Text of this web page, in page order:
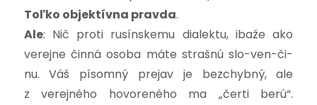
Toľko objektívna pravda.
Ale: Nič proti rusínskemu dialektu, ibaže ako
verejne činná osoba máte strašnú slo-ven-či-
nu. Váš písomný prejav je bezchybný, ale
z verejného hovoreného ma „čerti berú“.